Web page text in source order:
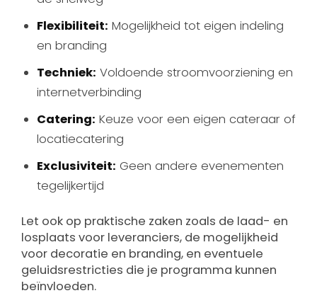
Flexibiliteit: Mogelijkheid tot eigen indeling
en branding
Techniek: Voldoende stroomvoorziening en
internetverbinding
Catering: Keuze voor een eigen cateraar of
locatiecatering
Exclusiviteit: Geen andere evenementen
tegelijkertijd
Let ook op praktische zaken zoals de laad- en
losplaats voor leveranciers, de mogelijkheid
voor decoratie en branding, en eventuele
geluidsrestricties die je programma kunnen
beïnvloeden.